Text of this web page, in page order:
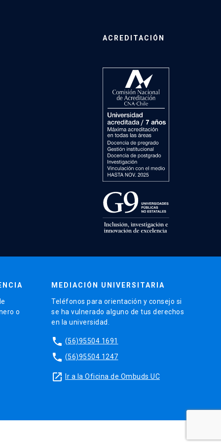
ACREDITACIÓN
o
MEDIACIÓN UNIVERSITARIA
Teléfonos para orientación y consejo si
se ha vulnerado alguno de tus derechos
en la universidad.
phone (56)95504 1691
phone (56)95504 1247
launch Ir a la Oficina de Ombuds UC